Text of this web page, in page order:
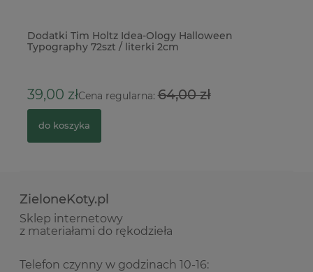
Dodatki Tim Holtz Idea-Ology Halloween
Typography 72szt / literki 2cm
39,00 złCena regularna:64,00 zł
do koszyka
ZieloneKoty.pl
Sklep internetowy
z materiałami do rękodzieła
Telefon czynny w godzinach 10-16: